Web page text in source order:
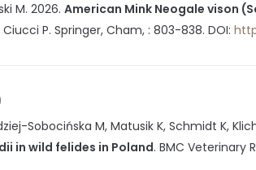
M. 2026. American Mink Neogale vison
Ciucci P. Springer, Cham, : 803-838. DOI:
Sobocińska M, Matusik K, Schmidt K,
in wild felides in Poland. BMC Veterinary